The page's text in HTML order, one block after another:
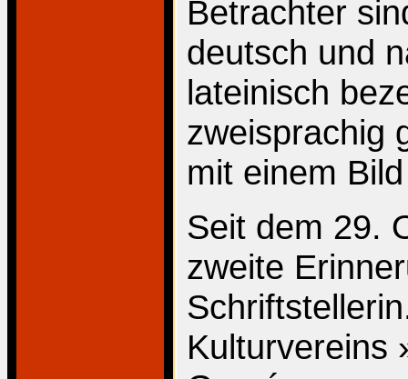
Betrachter
deutsch und
lateinisch
zweisprachig
mit einem
Seit dem 29.
zweite
Kulturvereins